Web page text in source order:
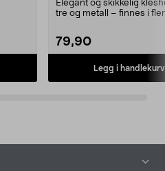
Elegant og skikkelig
tre og metall – finnes i
79,90
Legg i handlekurv